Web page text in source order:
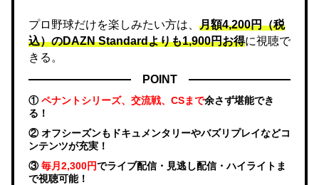
プロ野球だけを楽しみたい方は、 月額4,200円（税
込）のDAZN Standard​よりも1,900円お得に視聴で
きる。
POINT
①ペナントシリーズ、交流戦、CSまで余さず堪能でき
る！
② オフシーズンもドキュメンタリーやバズリプレイなどコ
ンテンツが充実！
③毎月2,300円でライブ配信・見逃し配信・ハイライトま
で視聴可能！